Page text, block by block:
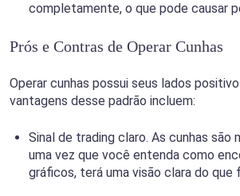
completamente, o que pode causar
Prós e Contras de Operar Cunhas
Operar cunhas possui seus lados
vantagens desse padrão incluem:
Sinal de trading claro. As cunhas são
uma vez que você entenda como
gráficos, terá uma visão clara do que